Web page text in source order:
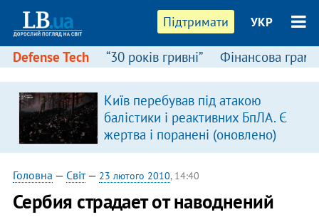
Підтримати УКР
Defense Tech “30 років гривні” Фінансова
Київ перебував під атакою
балістики і реактивних БпЛА. Є
жертва і поранені (оновлено)
Головна — Світ— 23 лютого 2010, 14:40
Сербия страдает от наводнений